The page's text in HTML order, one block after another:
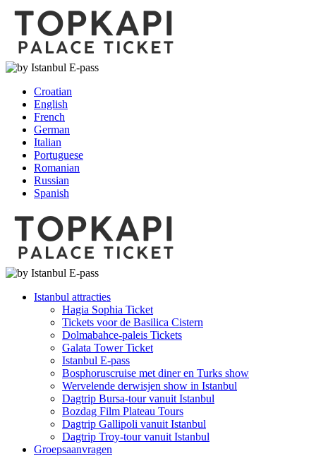
Croatian
English
French
German
Italian
Portuguese
Romanian
Russian
Spanish
Istanbul attracties
Hagia Sophia Ticket
Tickets voor de Basilica Cistern
Dolmabahce-paleis Tickets
Galata Tower Ticket
Istanbul E-pass
Bosphoruscruise met diner en Turks show
Wervelende derwisjen show in Istanbul
Dagtrip Bursa-tour vanuit Istanbul
Bozdag Film Plateau Tours
Dagtrip Gallipoli vanuit Istanbul
Dagtrip Troy-tour vanuit Istanbul
Groepsaanvragen